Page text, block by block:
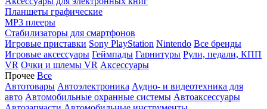
Планшеты графические
MP3 плееры
Стабилизаторы для смартфонов
Игровые приставки Sony PlayStation Nintendo Все бренды
Игровые аксессуары Геймпады Гарнитуры Рули, педали, КПП
VR Очки и шлемы VR Аксессуары
Прочее Все
Автотовары Автоэлектроника Аудио- и видеотехника для
авто Автомобильные охранные системы Автоаксессуары